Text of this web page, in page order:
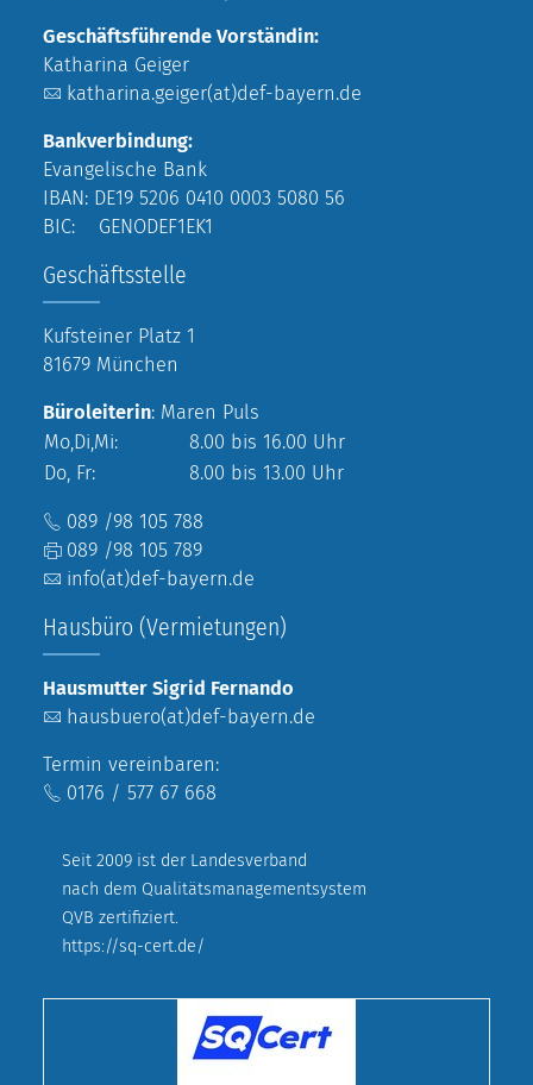
Geschäftsführende Vorständin:
Katharina Geiger
katharina.geiger(at)def-bayern.de
Bankverbindung:
Evangelische Bank
IBAN: DE19 5206 0410 0003 5080 56
BIC: GENODEF1EK1
Geschäftsstelle
Kufsteiner Platz 1
81679 München
Büroleiterin: Maren Puls
Mo,Di,Mi:
8.00 bis 16.00 Uhr
Do, Fr:
8.00 bis 13.00 Uhr
089 /98 105 788
089 /98 105 789
info(at)def-bayern.de
Hausbüro (Vermietungen)
Hausmutter Sigrid Fernando
hausbuero(at)def-bayern.de
Termin vereinbaren:
0176 / 577 67 668
Seit 2009 ist der Landesverband
nach dem Qualitätsmanagementsystem
QVB zertifiziert.
https://sq-cert.de/